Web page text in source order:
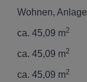
Wohnen Anlage
ca. 45,09 m2
ca. 45,09 m2
ca. 45,09 m2